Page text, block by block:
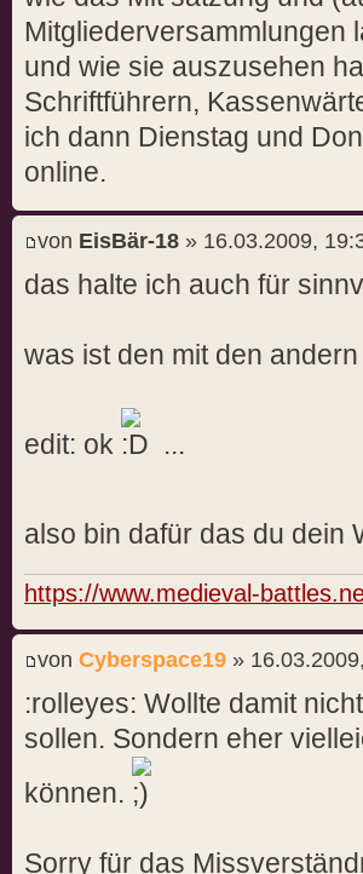
Mitgliederversammlungen
und wie sie auszusehen
Schriftführern,
ich dann Dienstag und
online.
von EisBär-18 » 16.03.2009,
das halte ich auch für
was ist den mit den
edit: ok ...
also bin dafür das du dein
https://www.medieval-
von Cyberspace19 »
:rolleyes: Wollte damit
sollen. Sondern eher
können.
Sorry für das